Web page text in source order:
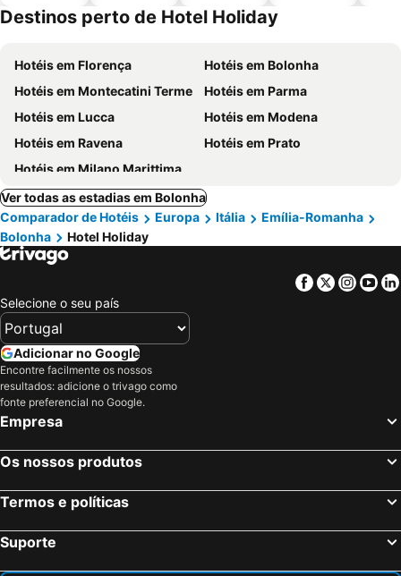
Destinos perto de Hotel Holiday
Hotéis em Florença
Hotéis em Bolonha
Hotéis em Montecatini Terme
Hotéis em Parma
Hotéis em Lucca
Hotéis em Modena
Hotéis em Ravena
Hotéis em Prato
Hotéis em Milano Marittima
Ver todas as estadias em Bolonha
Comparador de Hotéis
Europa Itália
Emília-Romanha
Bolonha
Hotel Holiday
Facebook
Twitter
Selecione o seu país
Adicionar no Google
Encontre facilmente os nossos
resultados: adicione o trivago como
fonte preferencial no Google.
Empresa
Os nossos produtos
Termos e políticas
Suporte